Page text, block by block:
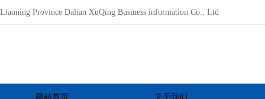
Liaoning Province Dalian XuQing Business information Co., Ltd
网站首页 关于我们